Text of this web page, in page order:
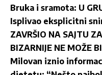
Bruka i sramota: U
Isplivao eksplicitni
ZAVRŠIO NA SAJTU
BIZARNIJE NE MOŽE
Milovan iznio